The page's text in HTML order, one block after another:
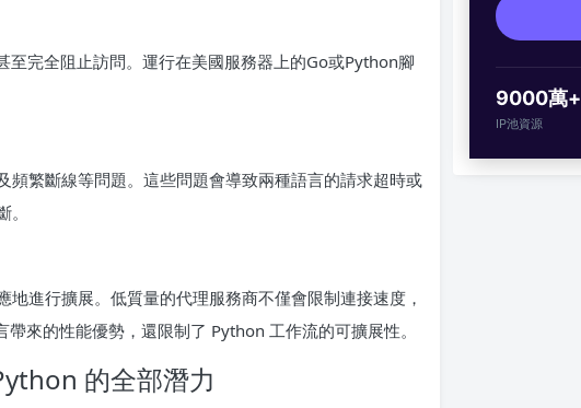
完全阻止訪問。運行在美國服務器上的Go或Python腳
繁斷線等問題。這些問題會導致兩種語言的請求超時或
進行擴展。低質量的代理服務商不僅會限制連接速度，
來的性能優勢，還限制了 Python 工作流的可擴展性。
的全部潛力
9000萬+
IP池資源